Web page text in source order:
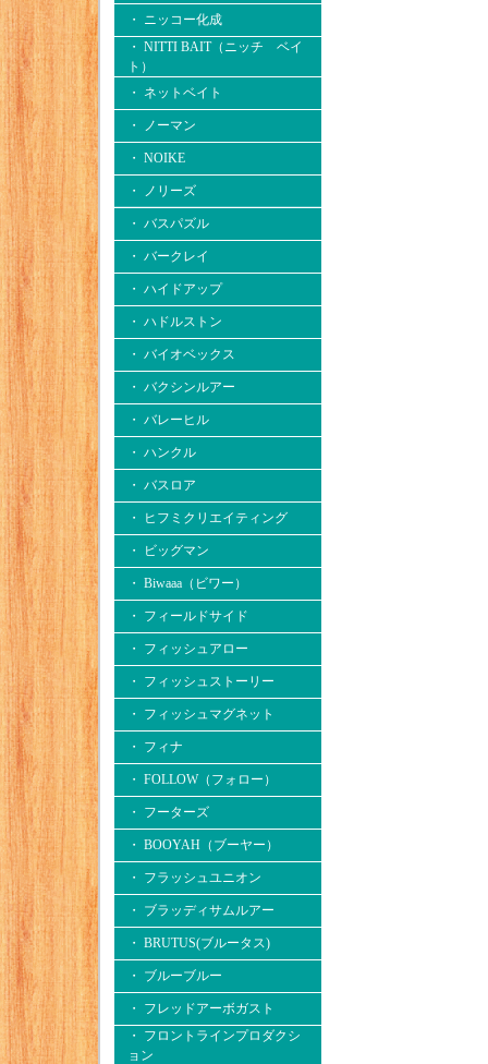
・ ニッコー化成
・ NITTI BAIT（ニッチ ベイ
ト）
・ ネットベイト
・ ノーマン
・ NOIKE
・ ノリーズ
・ バスパズル
・ バークレイ
・ ハイドアップ
・ ハドルストン
・ バイオベックス
・ バクシンルアー
・ バレーヒル
・ ハンクル
・ バスロア
・ ヒフミクリエイティング
・ ビッグマン
・ Biwaaa（ビワー）
・ フィールドサイド
・ フィッシュアロー
・ フィッシュストーリー
・ フィッシュマグネット
・ フィナ
・ FOLLOW（フォロー）
・ フーターズ
・ BOOYAH（ブーヤー）
・ フラッシュユニオン
・ ブラッディサムルアー
・ BRUTUS(ブルータス)
・ ブルーブルー
・ フレッドアーボガスト
・ フロントラインプロダクシ
ョン